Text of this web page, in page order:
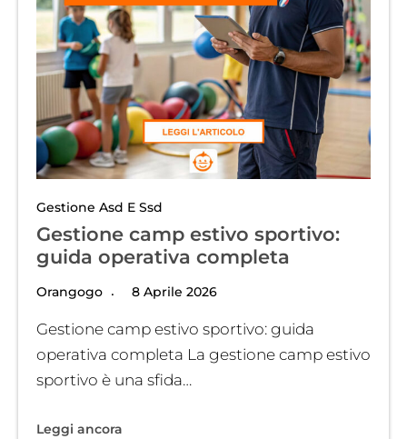
Gestione Asd E Ssd
Gestione camp estivo sportivo:
guida operativa completa
Orangogo 8 Aprile 2026
Gestione camp estivo sportivo: guida
operativa completa La gestione camp estivo
sportivo è una sfida…
Leggi ancora